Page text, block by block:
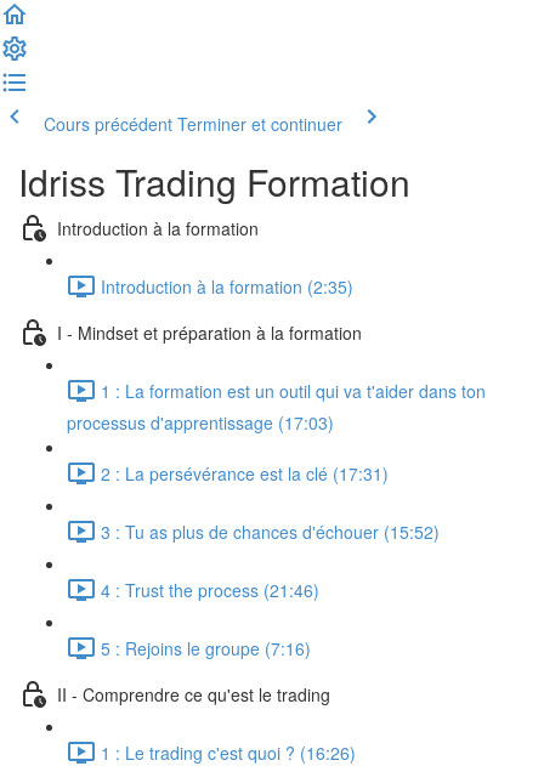
Cours précédent Terminer et continuer
Idriss Trading Formation
Introduction à la formation
Introduction à la formation (2:35)
I - Mindset et préparation à la formation
1 : La formation est un outil qui va t'aider dans ton
processus d'apprentissage (17:03)
2 : La persévérance est la clé (17:31)
3 : Tu as plus de chances d'échouer (15:52)
4 : Trust the process (21:46)
5 : Rejoins le groupe (7:16)
II - Comprendre ce qu'est le trading
1 : Le trading c'est quoi ? (16:26)